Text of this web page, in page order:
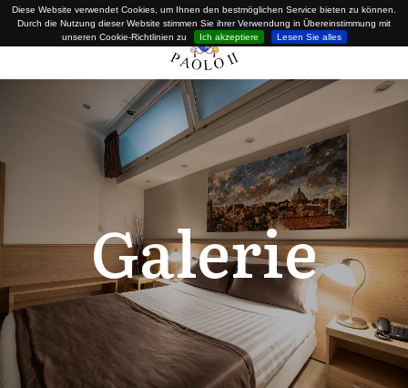
Diese Website verwendet Cookies, um Ihnen den bestmöglichen Service bieten zu können.
Durch die Nutzung dieser Website stimmen Sie ihrer Verwendung in Übereinstimmung mit
unseren Cookie-Richtlinien zu
Ich akzeptiere Lesen Sie alles
Galerie